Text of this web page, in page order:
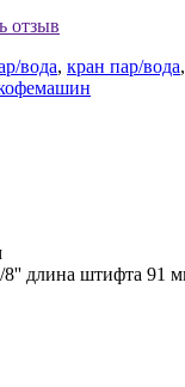
отзыв
вода, кран пар/вода,
8'' длина штифта 91